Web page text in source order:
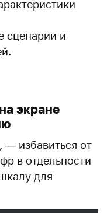
сценарии и
экране
— избавиться от
в отдельности
для